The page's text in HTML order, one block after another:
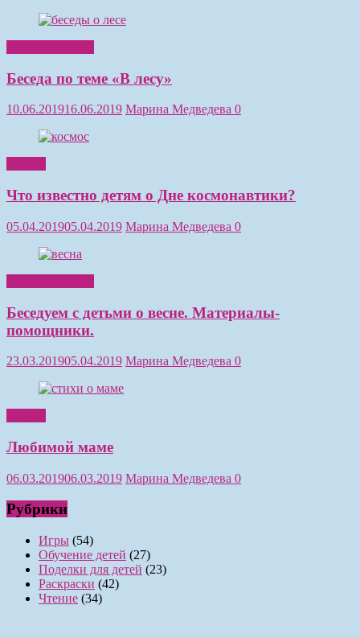
Беседа по теме «В лесу»
10.06.201916.06.2019 Марина Медведева 0
Что известно детям о Дне космонавтики?
05.04.201905.04.2019 Марина Медведева 0
Беседуем с детьми о весне. Материалы-
помощники.
23.03.201905.04.2019 Марина Медведева 0
Любимой маме
06.03.201906.03.2019 Марина Медведева 0
Рубрики
Игры (54)
Обучение детей (27)
Поделки для детей (23)
Раскраски (42)
Чтение (34)